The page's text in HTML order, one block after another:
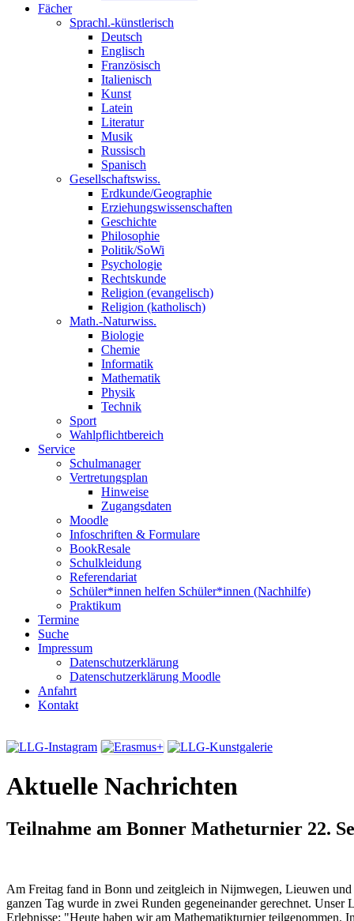
Fächer
Sprachl.-künstlerisch
Deutsch
Englisch
Französisch
Italienisch
Kunst
Latein
Literatur
Musik
Russisch
Spanisch
Gesellschaftswiss.
Erdkunde/Geographie
Erziehungswissenschaften
Geschichte
Philosophie
Politik/SoWi
Psychologie
Rechtskunde
Religion (evangelisch)
Religion (katholisch)
Math.-Naturwiss.
Biologie
Chemie
Informatik
Mathematik
Physik
Technik
Sport
Wahlpflichtbereich
Service
Schulmanager
Vertretungsplan
Hinweise
Zugangsdaten
Moodle
Infoschriften & Formulare
BookResale
Schulkleidung
Referendariat
Schüler*innen helfen Schüler*innen (Nachhilfe)
Praktikum
Termine
Suche
Impressum
Datenschutzerklärung
Datenschutzerklärung Moodle
Anfahrt
Kontakt
Aktuelle Nachrichten
Teilnahme am Bonner Matheturnier 22.
Am Freitag fand in Bonn und zeitgleich in Nijmwegen, Lieuwen und
ganzen Tag wurde in zwei Runden gegeneinander gerechnet. Unser
Erlebnisse: "Heute haben wir am Mathematikturnier teilgenommen.